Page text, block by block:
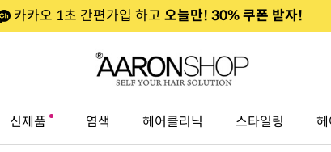
카카오 1초 간편가입 하고 오늘만! 30% 쿠폰 받자!
신제품 염색 헤어클리닉 스타일링